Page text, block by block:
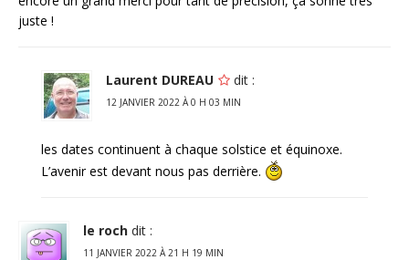
juste !
Laurent DUREAU dit :
12 JANVIER 2022 À 0 H 03 MIN
les dates continuent à chaque solstice et équinoxe.
L’avenir est devant nous pas derrière.
le roch dit :
11 JANVIER 2022 À 21 H 19 MIN